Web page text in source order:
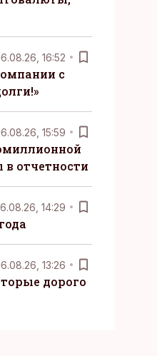
16:52
с
15:59
отчетности
14:29
13:26
дорого